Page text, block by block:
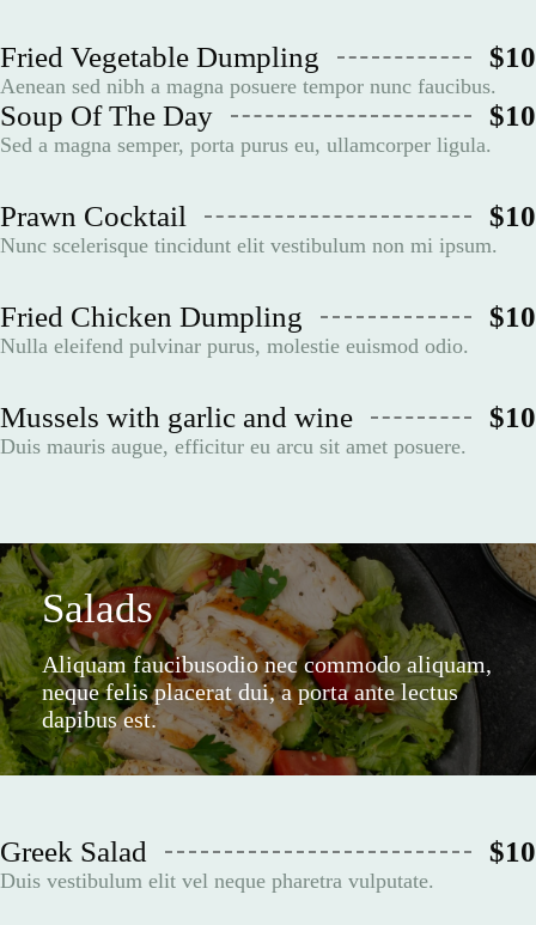
Fried Vegetable Dumpling $10
Aenean sed nibh a magna posuere tempor nunc faucibus.
Soup Of The Day $10
Sed a magna semper, porta purus eu, ullamcorper ligula.
Prawn Cocktail $10
Nunc scelerisque tincidunt elit vestibulum non mi ipsum.
Fried Chicken Dumpling $10
Nulla eleifend pulvinar purus, molestie euismod odio.
Mussels with garlic and wine $10
Duis mauris augue, efficitur eu arcu sit amet posuere.
Salads
Aliquam faucibusodio nec commodo aliquam,
neque felis placerat dui, a porta ante lectus
dapibus est.
Greek Salad $10
Duis vestibulum elit vel neque pharetra vulputate.